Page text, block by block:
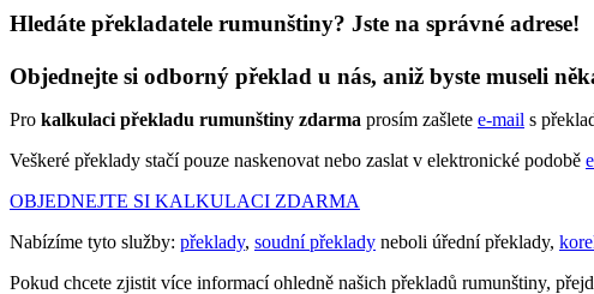
Hledáte překladatele rumunštiny? Jste na správné adrese!
Objednejte si odborný překlad u nás, aniž byste museli
Pro kalkulaci překladu rumunštiny zdarma prosím zašlete e-mail s
Veškeré překlady stačí pouze naskenovat nebo zaslat v elektronické podobě
OBJEDNEJTE SI KALKULACI ZDARMA
Nabízíme tyto služby: překlady, soudní překlady neboli úřední překlady,
Pokud chcete zjistit více informací ohledně našich překladů rumunštiny,